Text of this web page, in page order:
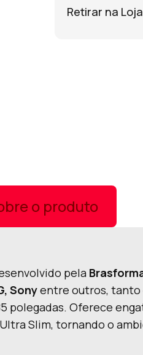
Retirar na Loja
o produto
pela
Sonyentre outros, tanto
polegadas. Oferece
Slim, tornando o